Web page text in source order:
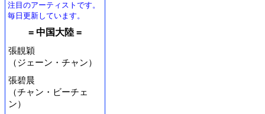
注目のアーティストです。
毎日更新しています。
= 中国大陸 =
張靚穎
（ジェーン・チャン）
張碧晨
（チャン・ビーチェ
ン）